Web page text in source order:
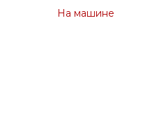
На машине